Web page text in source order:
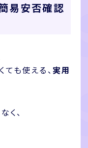
易安否確認
も使える、 実用
く、